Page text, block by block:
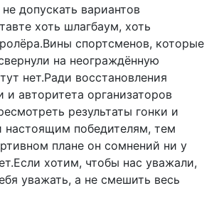
допускать вариантов
хоть шлагбаум, хоть
спортсменов, которые
на неограждённую
нет.Ради восстановления
и авторитета организаторов
результаты гонки и
настоящим победителям, тем
плане он сомнений ни у
хотим, чтобы нас уважали,
уважать, а не смешить весь